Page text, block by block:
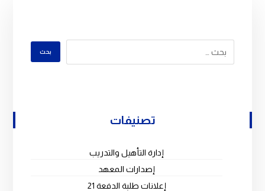
تصنيفات
إدارة التأهيل والتدريب
إصدارات المعهد
إعلانات طلبة الدفعة 21